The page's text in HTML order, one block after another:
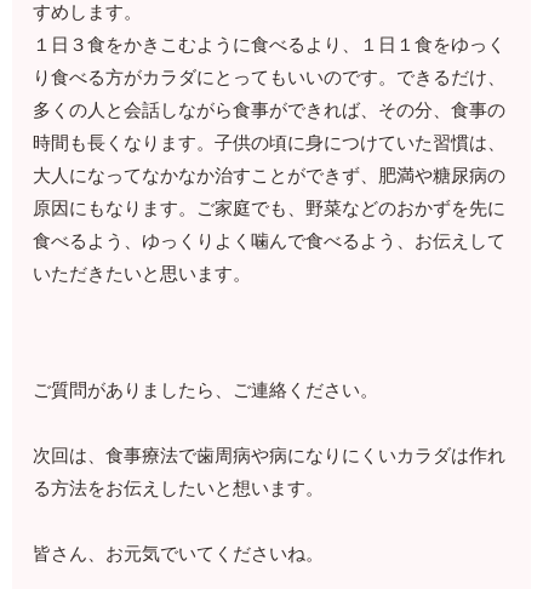
すめします。
１日３食をかきこむように食べるより、１日１食をゆっく
り食べる方がカラダにとってもいいのです。できるだけ、
多くの人と会話しながら食事ができれば、その分、食事の
時間も長くなります。子供の頃に身につけていた習慣は、
大人になってなかなか治すことができず、肥満や糖尿病の
原因にもなります。ご家庭でも、野菜などのおかずを先に
食べるよう、ゆっくりよく噛んで食べるよう、お伝えして
いただきたいと思います。
ご質問がありましたら、ご連絡ください。
次回は、食事療法で歯周病や病になりにくいカラダは作れ
る方法をお伝えしたいと想います。
皆さん、お元気でいてくださいね。